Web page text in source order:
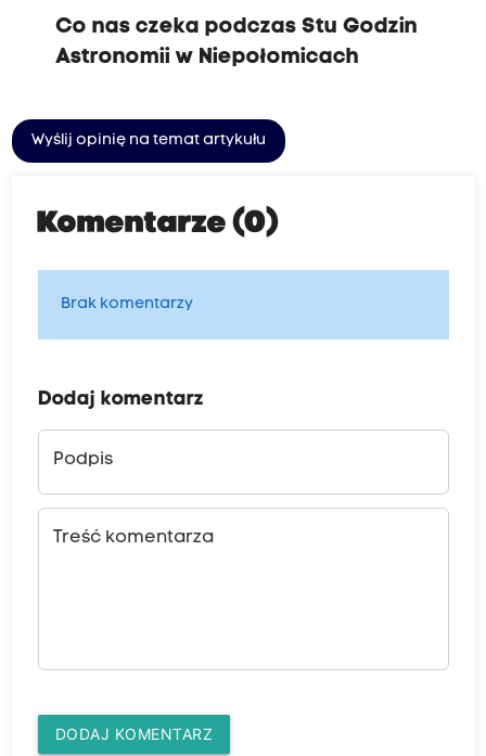
Co nas czeka podczas Stu Godzin
Astronomii w Niepołomicach
Wyślij opinię na temat artykułu
Komentarze (0)
Brak komentarzy
Dodaj komentarz
Podpis
Treść komentarza
DODAJ KOMENTARZ